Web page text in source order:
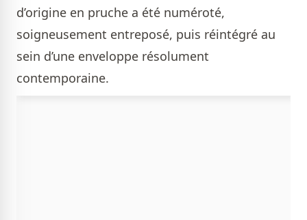
d’origine en pruche a été numéroté,
soigneusement entreposé, puis réintégré au
sein d’une enveloppe résolument
contemporaine.